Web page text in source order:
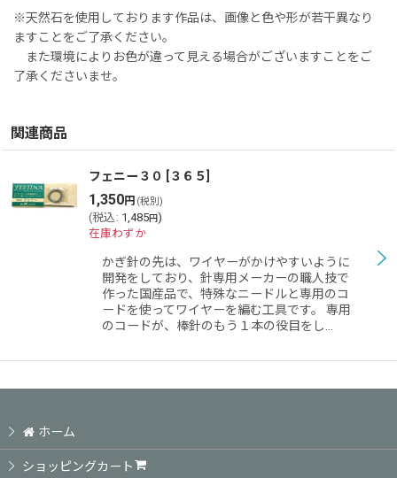
※天然石を使用しております作品は、画像と色や形が若干異なり
ますことをご了承ください。
また環境によりお色が違って見える場合がございますことをご
了承くださいませ。
関連商品
フェニー３０ ３６５
1,350円 (税別)
(税込 : 1,485円)
在庫わずか
かぎ針の先は、ワイヤーがかけやすいように
開発をしており、針専用メーカーの職人技で
作った国産品で、特殊なニードルと専用のコ
ードを使ってワイヤーを編む工具です。 専用
のコードが、棒針のもう１本の役目をし…
ホーム
ショッピングカート